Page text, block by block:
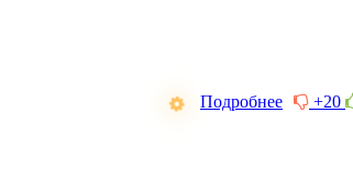
+20
Подробнее